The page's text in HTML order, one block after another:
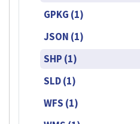
GPKG (1)
JSON (1)
SHP (1)
SLD (1)
WFS (1)